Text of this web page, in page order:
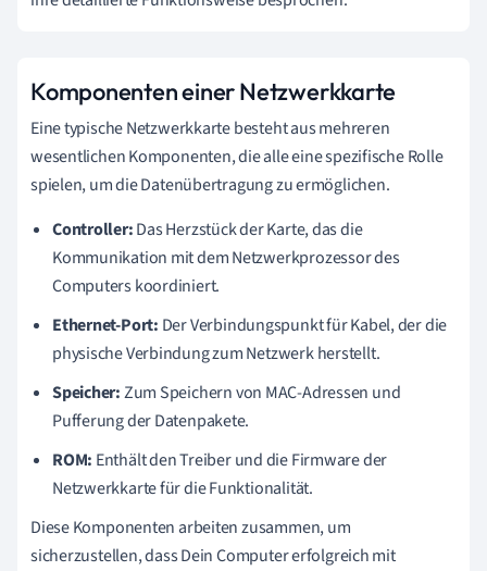
Komponenten einer Netzwerkkarte
Eine typische Netzwerkkarte besteht aus mehreren
wesentlichen Komponenten, die alle eine spezifische Rolle
spielen, um die Datenübertragung zu ermöglichen.
Controller:Das Herzstück der Karte, das die
Kommunikation mit dem Netzwerkprozessor des
Computers koordiniert.
Ethernet-Port: Der Verbindungspunkt für Kabel, der die
physische Verbindung zum Netzwerk herstellt.
Speicher:Zum Speichern von MAC-Adressen und
Pufferung der Datenpakete.
ROM: Enthält den Treiber und die Firmware der
Netzwerkkarte für die Funktionalität.
Diese Komponenten arbeiten zusammen, um
sicherzustellen, dass Dein Computer erfolgreich mit